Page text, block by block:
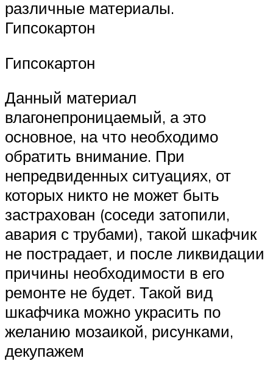
различные материалы.
Гипсокартон
Гипсокартон
Данный материал
влагонепроницаемый, а это
основное, на что необходимо
обратить внимание. При
непредвиденных ситуациях, от
которых никто не может быть
застрахован (соседи затопили,
авария с трубами), такой шкафчик
не пострадает, и после ликвидации
причины необходимости в его
ремонте не будет. Такой вид
шкафчика можно украсить по
желанию мозаикой, рисунками,
декупажем